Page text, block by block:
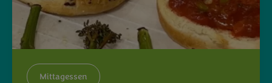
Mittagessen